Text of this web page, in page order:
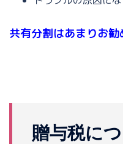
共有分割はあまりお勧
贈与税に